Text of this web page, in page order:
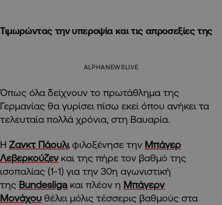
Τιμωρώντας την υπεροψία και τις απροσεξίες της
ALPHANEWSLIVE
Όπως όλα δείχνουν το πρωτάθλημα της
Γερμανίας θα γυρίσει πίσω εκεί όπου ανήκει τα
τελευταία πολλά χρόνια, στη Βαυαρία.
Η Ζανκτ Πάουλιφιλοξένησε την Μπάγερ
Λεβερκούζενκαι της πήρε τον βαθμό της
ισοπαλίας (1-1) για την 30η αγωνιστική
της Bundesligaκαι πλέον η Μπάγερν
Μονάχου θέλει μόλις τέσσερις βαθμούς στα